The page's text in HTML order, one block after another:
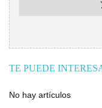
TE PUEDE
No hay artículos